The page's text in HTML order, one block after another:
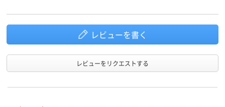
レビューを書く
レビューをリクエストする